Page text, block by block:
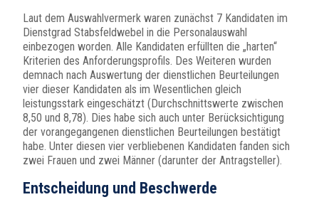
Laut dem Auswahlvermerk waren zunächst 7 Kandidaten im
Dienstgrad Stabsfeldwebel in die Personalauswahl
einbezogen worden. Alle Kandidaten erfüllten die „harten“
Kriterien des Anforderungsprofils. Des Weiteren wurden
demnach nach Auswertung der dienstlichen Beurteilungen
vier dieser Kandidaten als im Wesentlichen gleich
leistungsstark eingeschätzt (Durchschnittswerte zwischen
8,50 und 8,78). Dies habe sich auch unter Berücksichtigung
der vorangegangenen dienstlichen Beurteilungen bestätigt
habe. Unter diesen vier verbliebenen Kandidaten fanden sich
zwei Frauen und zwei Männer (darunter der Antragsteller).
Entscheidung und Beschwerde